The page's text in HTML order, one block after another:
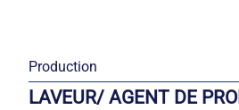
Production
LAVEUR/ AGENT DE